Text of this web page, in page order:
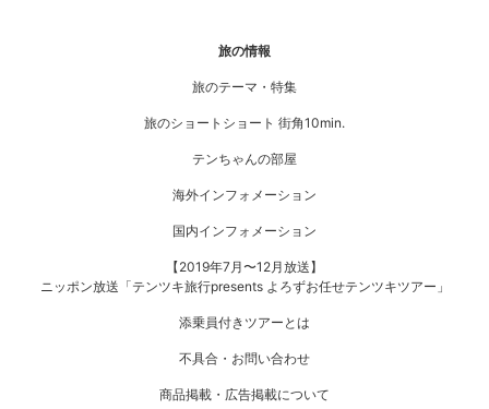
旅の情報
旅のテーマ・特集
旅のショートショート 街角10min.
テンちゃんの部屋
海外インフォメーション
国内インフォメーション
【2019年7月〜12月放送】
ニッポン放送「テンツキ旅行presents よろずお任せテンツキツアー」
添乗員付きツアーとは
不具合・お問い合わせ
商品掲載・広告掲載について